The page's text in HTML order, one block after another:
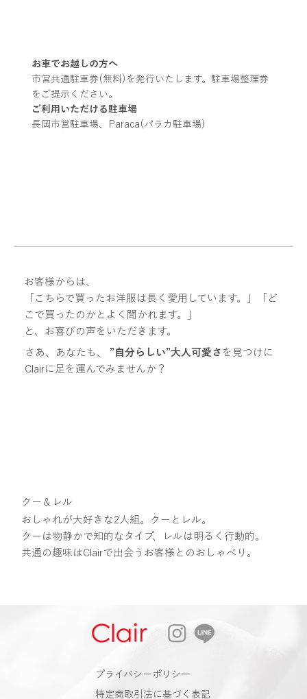
お車でお越しの方へ
市営共通駐車券(無料)を発行いたします。駐車場整理券
をご提示ください。
ご利用いただける駐車場
長岡市営駐車場、Paraca(パラカ駐車場)
お客様からは、
「こちらで買ったお洋服は長く愛用しています。」「ど
こで買ったのかとよく聞かれます。」
と、お喜びの声をいただきます。
さあ、あなたも、 ”自分らしい”大人可愛さ を見つけに
Clairに足を運んでみませんか？
クー＆レル
おしゃれが大好きな2人組。クーとレル。
クーは物静かで知的なタイプ、レルは明るく行動的。
​共通の趣味はClairで出会うお客様とのおしゃべり。
​プライバシーポリシー
特定商取引法に基づく表記